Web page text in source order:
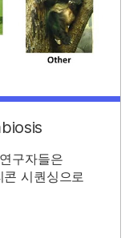
구자들은
시퀀싱으로